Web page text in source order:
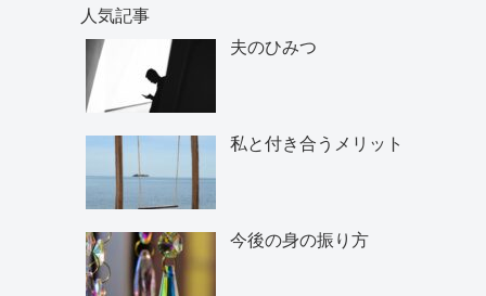
人気記事
夫のひみつ
私と付き合うメリット
今後の身の振り方